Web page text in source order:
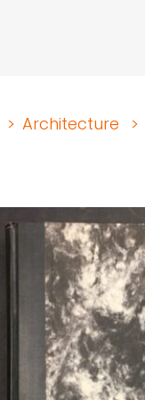
> Architecture >